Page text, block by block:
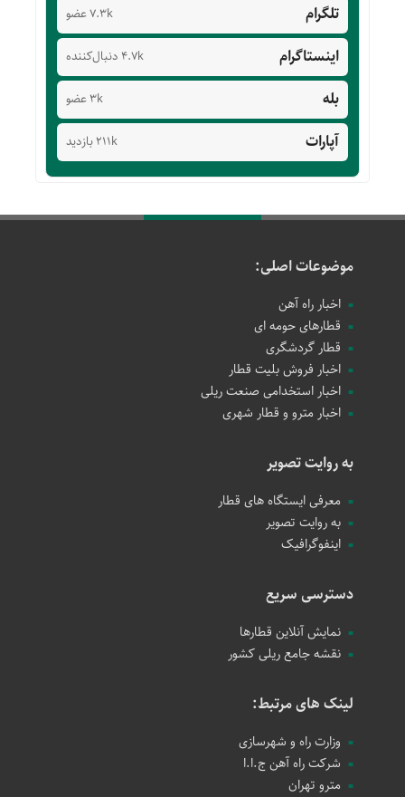
تلگرام 7.3k عضو
اینستاگرام 4.7k دنبال‌کننده
بله 3k عضو
آپارات 211k بازدید
موضوعات اصلی:
اخبار راه آهن
قطارهای حومه ای
قطار گردشگری
اخبار فروش بلیت قطار
اخبار استخدامی صنعت ریلی
اخبار مترو و قطار شهری
به روایت تصویر
معرفی ایستگاه های قطار
به روایت تصویر
اینفوگرافیک
دسترسی سریع
نمایش آنلاین قطارها
نقشه جامع ریلی کشور
لینک های مرتبط:
وزارت راه و شهرسازی
شرکت راه آهن ج.ا.ا
مترو تهران